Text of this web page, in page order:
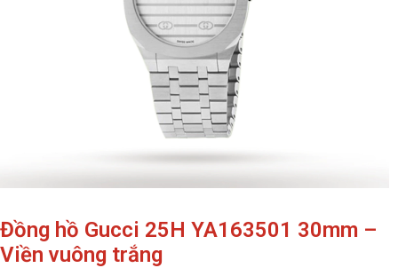
Đồng hồ Gucci 25H YA163501 30mm –
Viền vuông trắng